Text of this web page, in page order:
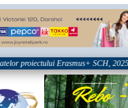
Erasmus+ SCH, 2025-1-